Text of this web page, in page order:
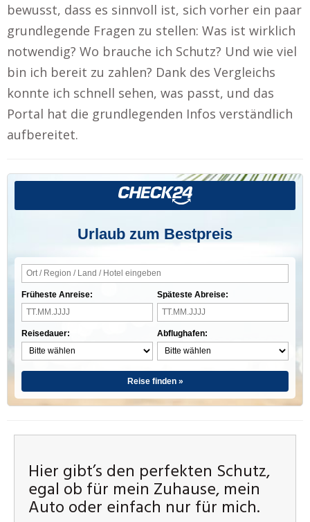
bewusst, dass es sinnvoll ist, sich vorher ein paar
grundlegende Fragen zu stellen: Was ist wirklich
notwendig? Wo brauche ich Schutz? Und wie viel
bin ich bereit zu zahlen? Dank des Vergleichs
konnte ich schnell sehen, was passt, und das
Portal hat die grundlegenden Infos verständlich
aufbereitet.
Urlaub zum Bestpreis
Früheste Anreise:
Reisedauer:
Späteste Abreise:
Abflughafen:
Reise finden »
Hier gibt’s den perfekten Schutz,
egal ob für mein Zuhause, mein
Auto oder einfach nur für mich.